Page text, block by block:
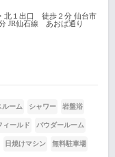
北１出口 徒歩２分 仙台市
JR仙石線 あおば通り
ルーム シャワー 岩盤浴
ィールド パウダールーム
日焼けマシン 無料駐車場